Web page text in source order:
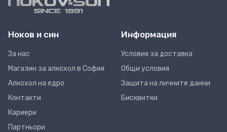
Ноков и син
За нас
Магазин за алкохол в София
Алкохол на едро
Контакти
Кариери
Партньори
Информация
Условия за доставка
Общи условия
Защита на личните данни
Бисквитки